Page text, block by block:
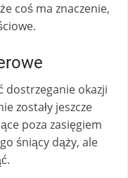
coś ma znaczenie,
dostrzeganie okazji
zostały jeszcze
poza zasięgiem
śniący dąży, ale